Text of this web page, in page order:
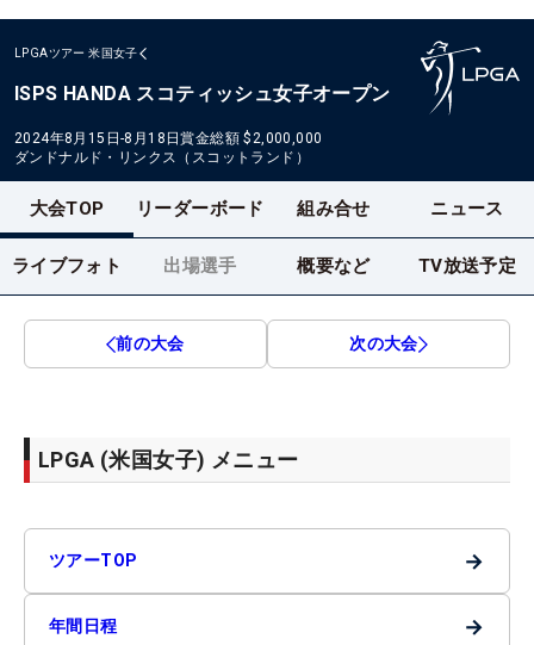
LPGAツアー 米国女子
ISPS HANDA スコティッシュ女子オープン
2024年8月15日-8月18日賞金総額 $2,000,000
ダンドナルド・リンクス（スコットランド）
大会TOP リーダーボード 組み合せ ニュース
ライブフォト 出場選手 概要など TV放送予定
前の大会 次の大会
LPGA (米国女子) メニュー
ツアーTOP →
年間日程 →